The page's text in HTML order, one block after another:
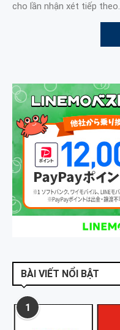
cho lần nhận xét tiếp theo.
BÀI VIẾT NỔI BẬT
1